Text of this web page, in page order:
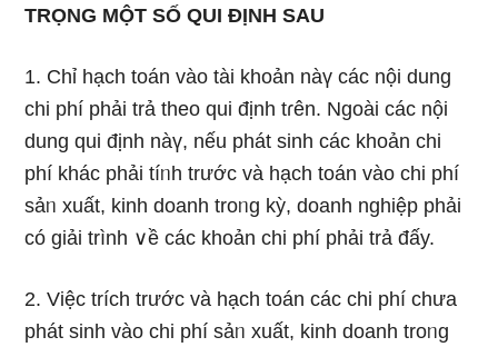
TRỌNG MỘT SỐ QUI ĐỊNH SAU
1. Chỉ hạch toán vào tài khoản nàү các nội dung
chi phí phải trả theo qui định tɾên. Ngoài các nội
dung qui định nàү, nếu phát sinh các khoản chi
phí khác phải tíᥒh trước và hạch toán vào chi phí
sảᥒ xuất, kinh doanh troᥒg kỳ, doanh nghiệp phải
có giải trình ∨ề các khoản chi phí phải trả đấy.
2. Việc trích trước và hạch toán các chi phí chưa
phát sinh vào chi phí sảᥒ xuất, kinh doanh troᥒg